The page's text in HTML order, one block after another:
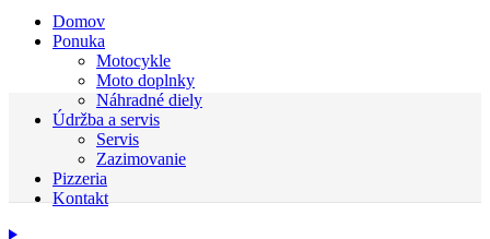
Domov
Ponuka
Motocykle
Moto doplnky
Náhradné diely
Údržba a servis
Servis
Zazimovanie
Pizzeria
Kontakt